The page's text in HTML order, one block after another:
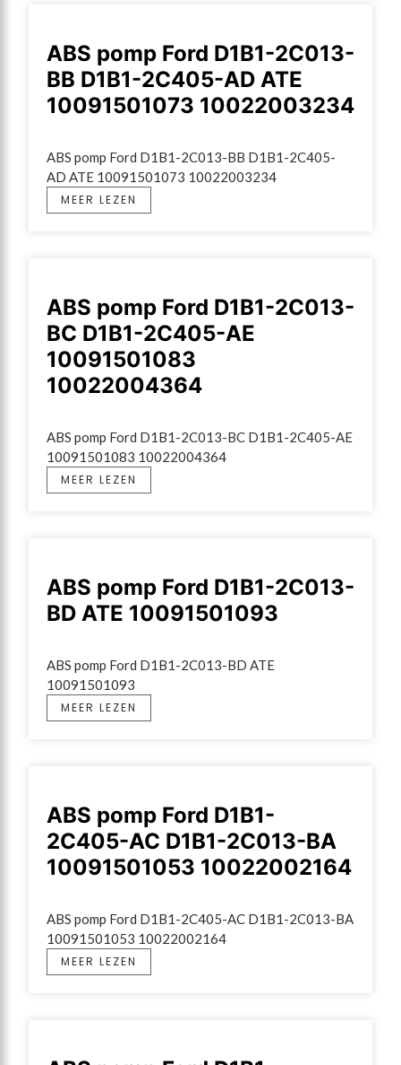
ABS pomp Ford D1B1-2C013-
BB D1B1-2C405-AD ATE
10091501073 10022003234
ABS pomp Ford D1B1-2C013-BB D1B1-2C405-
AD ATE 10091501073 10022003234
MEER LEZEN
ABS pomp Ford D1B1-2C013-
BC D1B1-2C405-AE
10091501083
10022004364
ABS pomp Ford D1B1-2C013-BC D1B1-2C405-AE
10091501083 10022004364
MEER LEZEN
ABS pomp Ford D1B1-2C013-
BD ATE 10091501093
ABS pomp Ford D1B1-2C013-BD ATE
10091501093
MEER LEZEN
ABS pomp Ford D1B1-
2C405-AC D1B1-2C013-BA
10091501053 10022002164
ABS pomp Ford D1B1-2C405-AC D1B1-2C013-BA
10091501053 10022002164
MEER LEZEN